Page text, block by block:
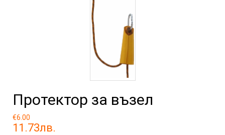
Протектор за възел
€6.00
11.73лв.